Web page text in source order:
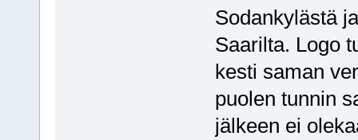
Sodankylästä
Saarilta. Logo
kesti saman
puolen tunnin
jälkeen ei